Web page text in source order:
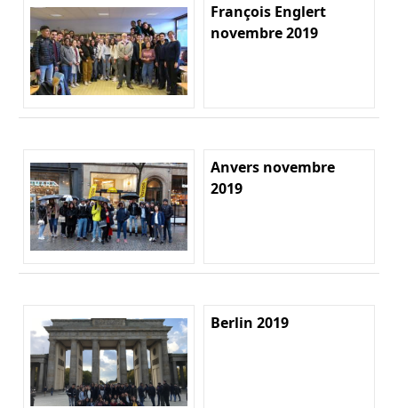
François Englert
novembre 2019
Anvers novembre
2019
Berlin 2019